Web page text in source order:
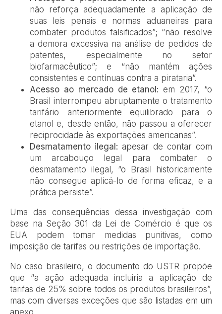
não reforça adequadamente a aplicação de
suas leis penais e normas aduaneiras para
combater produtos falsificados”; “não resolve
a demora excessiva na análise de pedidos de
patentes, especialmente no setor
biofarmacêutico”; e “não mantém ações
consistentes e contínuas contra a pirataria”.
Acesso ao mercado de etanol: em 2017, “o
Brasil interrompeu abruptamente o tratamento
tarifário anteriormente equilibrado para o
etanol e, desde então, não passou a oferecer
reciprocidade às exportações americanas”.
Desmatamento ilegal: apesar de contar com
um arcabouço legal para combater o
desmatamento ilegal, “o Brasil historicamente
não consegue aplicá-lo de forma eficaz, e a
prática persiste”.
Uma das consequências dessa investigação com
base na Seção 301 da Lei de Comércio é que os
EUA podem tomar medidas punitivas, como
imposição de tarifas ou restrições de importação.
No caso brasileiro, o documento do USTR propõe
que “a ação adequada incluiria a aplicação de
tarifas de 25% sobre todos os produtos brasileiros”,
mas com diversas exceções que são listadas em um
anexo.